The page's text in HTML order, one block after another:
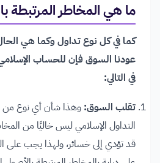
ما هي المخاطر المرتبطة
كما في كل نوع تداول وكما هي
عودنا السوق فإن للحساب
في التالي:
تقلب السوق: وهذا شأن أي نوع من
التداول الإسلامي ليس خاليًا من
قد تؤدي إلى خسائر، ولهذا يجب على